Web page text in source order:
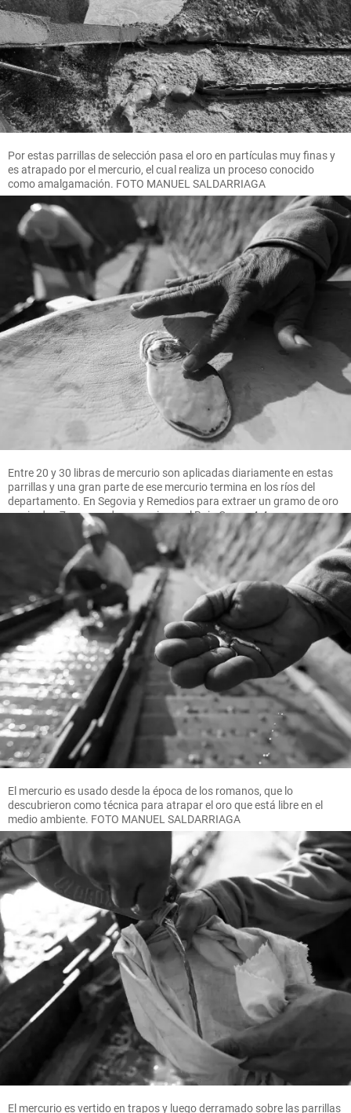
Por estas parrillas de selección pasa el oro en partículas muy finas y
es atrapado por el mercurio, el cual realiza un proceso conocido
como amalgamación. FOTO MANUEL SALDARRIAGA
Entre 20 y 30 libras de mercurio son aplicadas diariamente en estas
parrillas y una gran parte de ese mercurio termina en los ríos del
departamento. En Segovia y Remedios para extraer un gramo de oro
se pierden 7 gramos de mercurio, en el Bajo Cauca 4.4 gramos.
FOTO MANUEL SALDARRIAGA
El mercurio es usado desde la época de los romanos, que lo
descubrieron como técnica para atrapar el oro que está libre en el
medio ambiente. FOTO MANUEL SALDARRIAGA
El mercurio es vertido en trapos y luego derramado sobre las parrillas